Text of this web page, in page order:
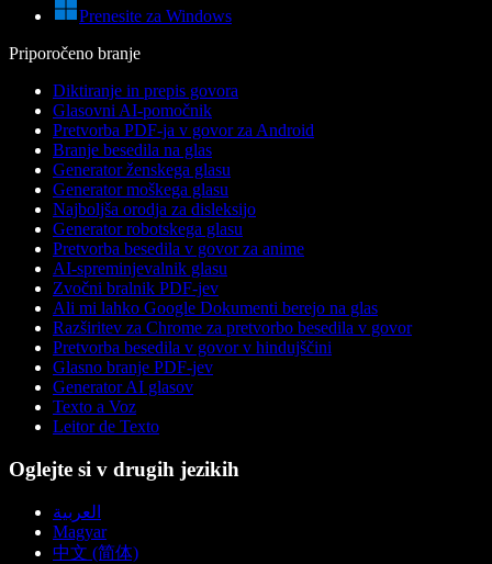
Prenesite za Windows
Priporočeno branje
Diktiranje in prepis govora
Glasovni AI-pomočnik
Pretvorba PDF-ja v govor za Android
Branje besedila na glas
Generator ženskega glasu
Generator moškega glasu
Najboljša orodja za disleksijo
Generator robotskega glasu
Pretvorba besedila v govor za anime
AI-spreminjevalnik glasu
Zvočni bralnik PDF-jev
Ali mi lahko Google Dokumenti berejo na glas
Razširitev za Chrome za pretvorbo besedila v govor
Pretvorba besedila v govor v hindujščini
Glasno branje PDF-jev
Generator AI glasov
Texto a Voz
Leitor de Texto
Oglejte si v drugih jezikih
العربية
Magyar
中文 (简体)